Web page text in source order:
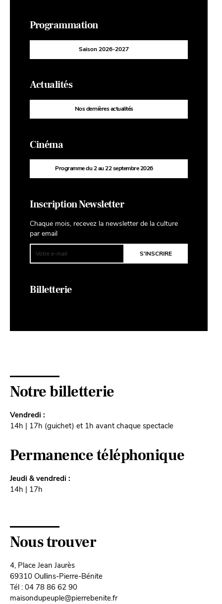
Programmation
Saison 2026-2027
Actualités
Nos dernières actualités
Cinéma
Programme du 2 au 22 septembre 2026
Inscription Newsletter
Chaque mois, recevez la newsletter de la culture
par email
Billetterie
Notre billetterie
Vendredi :
14h | 17h (guichet) et 1h avant chaque spectacle
Permanence téléphonique
Jeudi & vendredi :
14h | 17h
Nous trouver
4, Place Jean Jaurès
69310 Oullins-Pierre-Bénite
Tél : 04 78 86 62 90
maisondupeuple@pierrebenite.fr